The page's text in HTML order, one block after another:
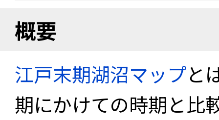
概要
江戸末期湖沼マップと
期にかけての時期と比